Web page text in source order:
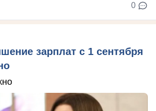
0
зарплат с 1 сентября